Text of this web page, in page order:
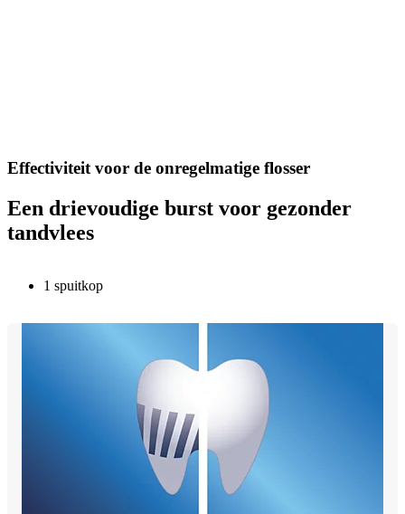
Effectiviteit voor de onregelmatige flosser
Een drievoudige burst voor gezonder
tandvlees
1 spuitkop